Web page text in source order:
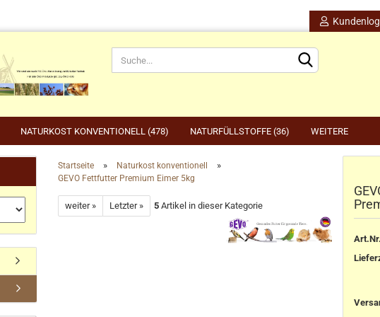
Konto erstellen
Passwort vergessen?
NATURKOST KONVENTIONELL (478) NATURFÜLLSTOFFE (36) WEITERE
& Winterfütterung
Compo
Grillen, Grillbedarf, Holzkohle
benido kreativ
Karten
Taschen
Startseite » Naturkost konventionell »
GEVO Fettfutter Premium Eimer 5kg
weiter » Letzter » 5 Artikel in dieser Kategorie